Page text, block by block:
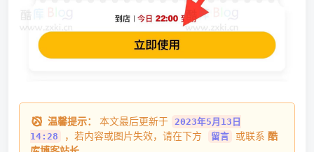
温馨提示： 本文最后更新于 2023年5月13日
14:28
，若内容或图片失效，请在下方 留言 或联系 酷